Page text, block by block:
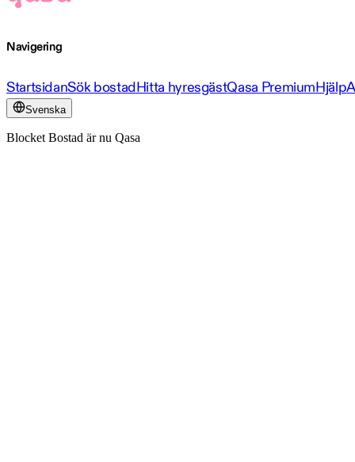
Navigering
StartsidanSök bostadHitta hyresgästQasa PremiumHjälp
Svenska
Blocket Bostad är nu Qasa